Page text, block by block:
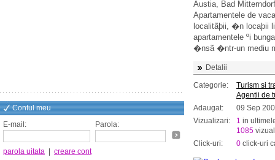
Contul meu
E-mail:
Parola:
parola uitata creare cont
Austia, Bad
Apartamentele de
localitãþii, �n locaþii
apartamentele ºi
�nsã �ntr-un mediu
Detalii
Categorie:
Turism si
Agentii de
Adaugat:
09 Sep
Vizualizari:
1 in
1085
Click-uri:
0 click-uri